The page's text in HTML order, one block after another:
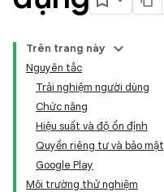
Trên trang này
Nguyên tắc
Trải nghiệm người dùng
Chức năng
Hiệu suất và độ ổn định
Quyền riêng tư và bảo mật
Google Play
Môi trường thử nghiệm